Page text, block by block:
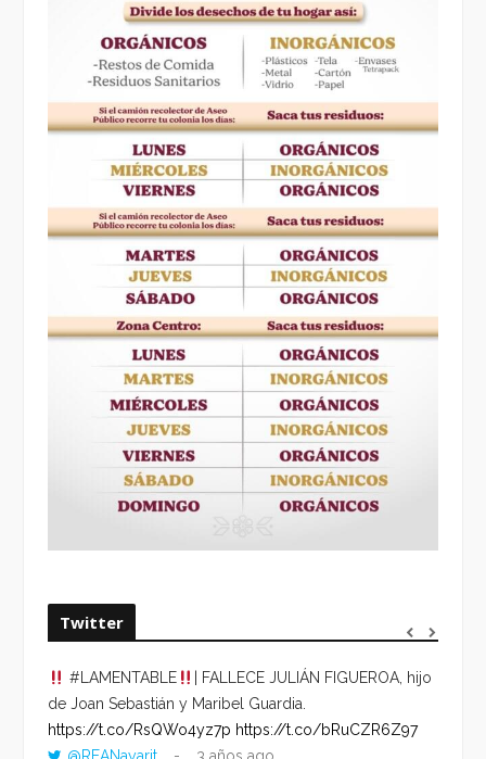
Twitter
#LAMENTABLE
| FALLECE JULIÁN FIGUEROA, hijo
de Joan Sebastián y Maribel Guardia.
https://t.co/RsQWo4yz7p https://t.co/bRuCZR6Z97